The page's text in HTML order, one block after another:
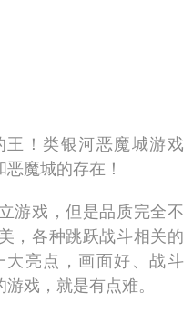
！类银河恶魔城游戏
魔城的存在！
游戏，但是品质完全不
，各种跳跃战斗相关的
亮点，画面好、战斗
戏，就是有点难。